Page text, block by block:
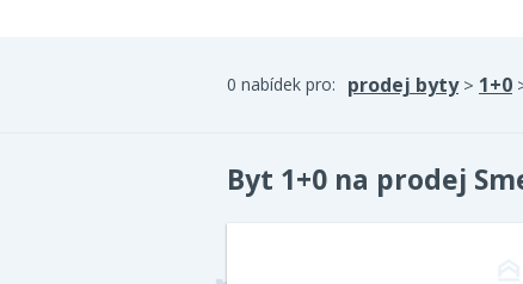
0 nabídek pro: prodej byty> 1+0
Byt 1+0 na prodej